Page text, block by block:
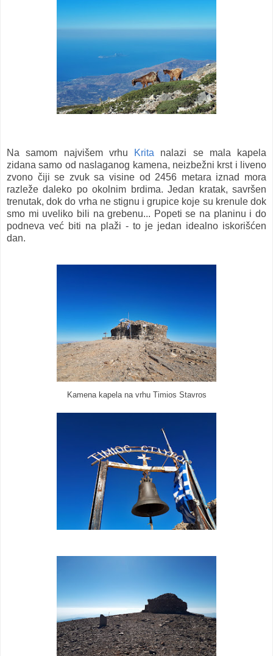
Na samom najvišem vrhu Krita nalazi se mala kapela
zidana samo od naslaganog kamena, neizbežni krst i liveno
zvono čiji se zvuk sa visine od 2456 metara iznad mora
razleže daleko po okolnim brdima. Jedan kratak, savršen
trenutak, dok do vrha ne stignu i grupice koje su krenule dok
smo mi uveliko bili na grebenu... Popeti se na planinu i do
podneva već biti na plaži - to je jedan idealno iskorišćen
dan.
Kamena kapela na vrhu Timios Stavros